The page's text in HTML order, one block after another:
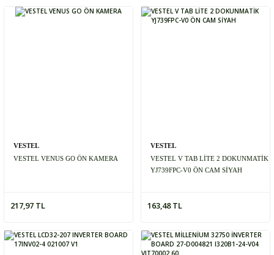
VESTEL
VESTEL VENUS GO ÖN KAMERA
217,97 TL
VESTEL
VESTEL V TAB LİTE 2 DOKUNMATİK
YJ739FPC-V0 ÖN CAM SİYAH
163,48 TL